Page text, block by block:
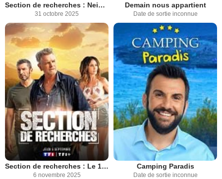
Section de recherches : Neige sang
31 octobre 2025
Demain nous appartient
Date de sortie inconnue
Section de recherches : Le 12ème passager
6 novembre 2025
Camping Paradis
Date de sortie inconnue